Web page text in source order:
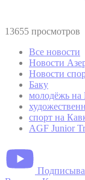
13655 просмотров
Все новости
Новости
Новости
Баку
молодёжь на
спорт на
AGF Junior